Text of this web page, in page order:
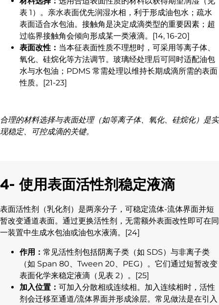
表 1）。亲水表面优先润湿水相，利于形成油包水；疏水
表面适合水包油。接触角是决定成滴类型的重要因素；超
过临界接触角会倾向形成某一类液滴。[14, 16-20]
表面改性： 当本征表面性质不理想时，可采用等离子体、
氧化、硅烷化等方法调节。玻璃经处理后可同时适配油包
水与水包油；PDMS 常需处理以维持长期成滴所需的表面
性质。[21-23]
合理的材料选择与表面处理（如等离子体、氧化、硅烷化）是实
现稳定、可控成滴的关键。
4- 使用表面活性剂稳定液滴
表面活性剂（乳化剂）是两亲分子，可稳定流体-流体界面并短
暂改变通道表面。通过更换活性剂，无需额外表面改性即可在同
一装置中生成水包油或油包水液滴。[24]
作用： 常见活性剂包括阴离子类（如 SDS）与非离子类
（如 Span 80、Tween 20、PEG）。它们通过短暂改变
表面化学来稳定液滴（见表 2）。[25]
加入位置： 可加入分散相或连续相。加入连续相时，活性
剂会迁移至通道/流体界面并形成涂层。常见做法是在引入